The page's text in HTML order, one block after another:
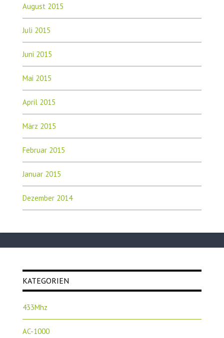
August 2015
Juli 2015
Juni 2015
Mai 2015
April 2015
März 2015
Februar 2015
Januar 2015
Dezember 2014
KATEGORIEN
433Mhz
AC-1000